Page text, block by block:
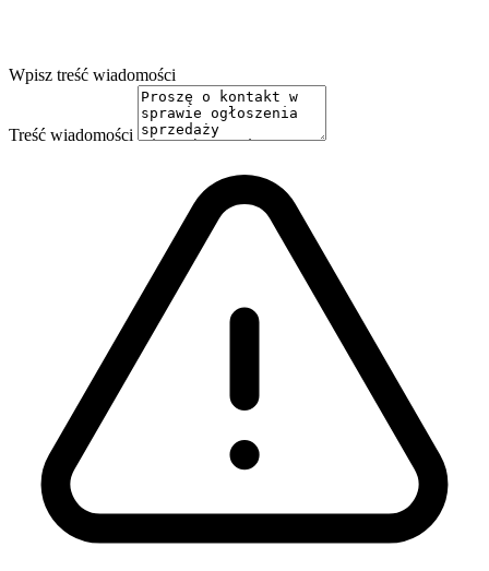
Wpisz treść wiadomości
Treść wiadomości